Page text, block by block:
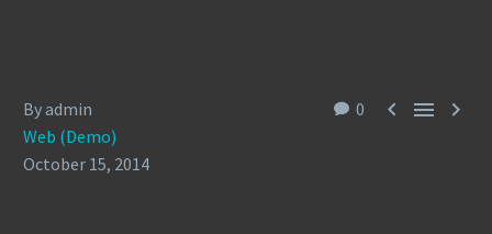
0   
By admin
Web (Demo)
October 15, 2014